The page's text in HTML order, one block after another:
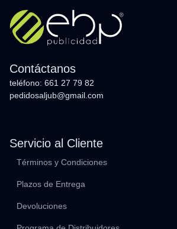
Contáctanos
teléfono: 661 27 79 82
pedidosaljub@gmail.com
Servicio al Cliente
Términos y Condiciones
Plazos de Entrega
Devoluciones